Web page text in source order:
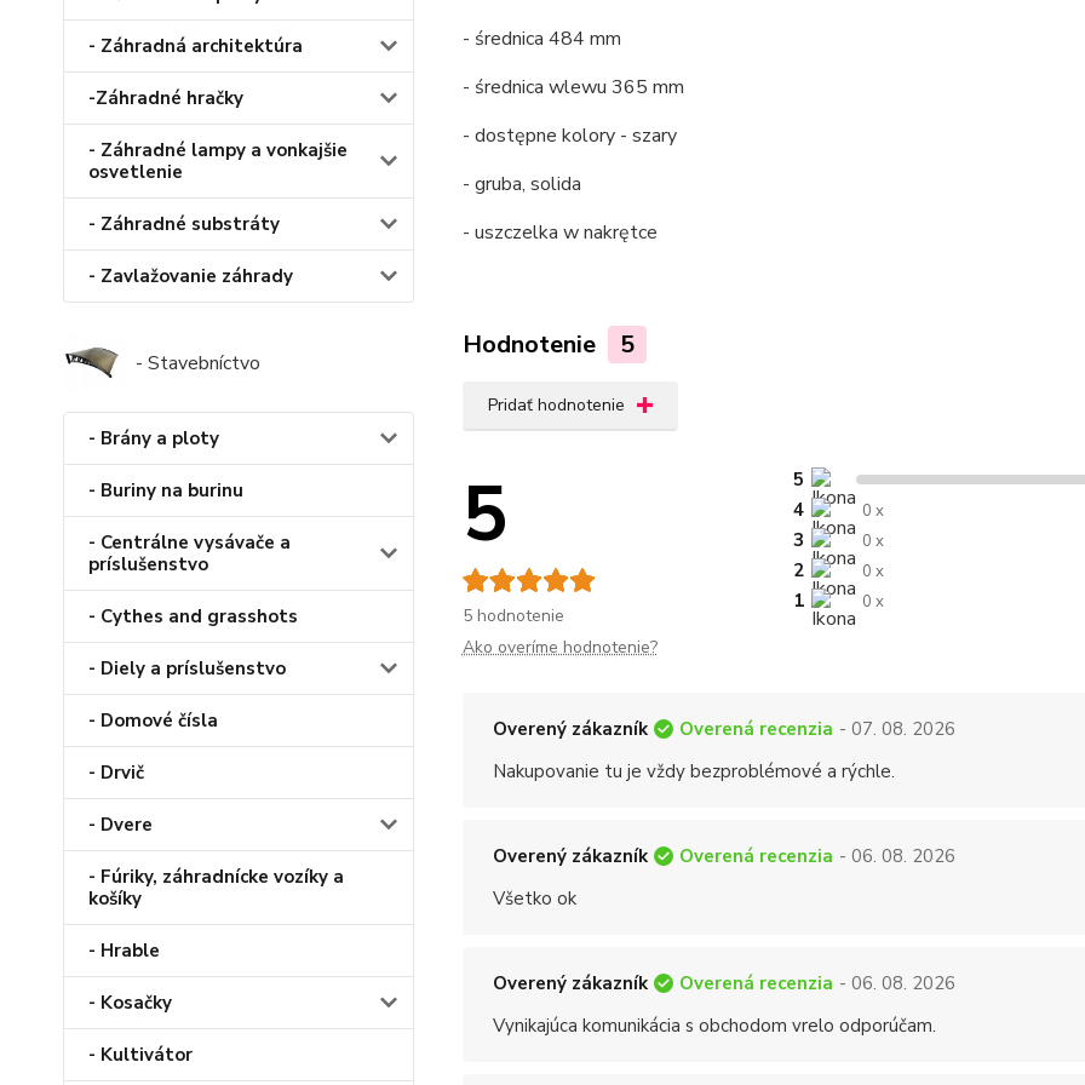
- Záhradná architektúra
-Záhradné hračky
- Záhradné lampy a vonkajšie
osvetlenie
- Záhradné substráty
- Zavlažovanie záhrady
- Stavebníctvo
- Brány a ploty
- Buriny na burinu
- Centrálne vysávače a
príslušenstvo
- Cythes and grasshots
- Diely a príslušenstvo
- Domové čísla
- Drvič
- Dvere
- Fúriky, záhradnícke vozíky a
košíky
- Hrable
- Kosačky
- Kultivátor
- średnica 484 mm
- średnica wlewu 365 mm
- dostępne kolory - szary
- gruba, solida
- uszczelka w nakrętce
Hodnotenie 5
Pridať hodnotenie
5
5 hodnotenie
5
4
0 x
3 0 x
2 0 x
1 0 x
Ako overíme hodnotenie?
Overený zákazník Overená recenzia - 07. 08. 2026
Nakupovanie tu je vždy bezproblémové a rýchle.
Overený zákazník Overená recenzia - 06. 08. 2026
Všetko ok
Overený zákazník Overená recenzia - 06. 08. 2026
Vynikajúca komunikácia s obchodom vrelo odporúčam.